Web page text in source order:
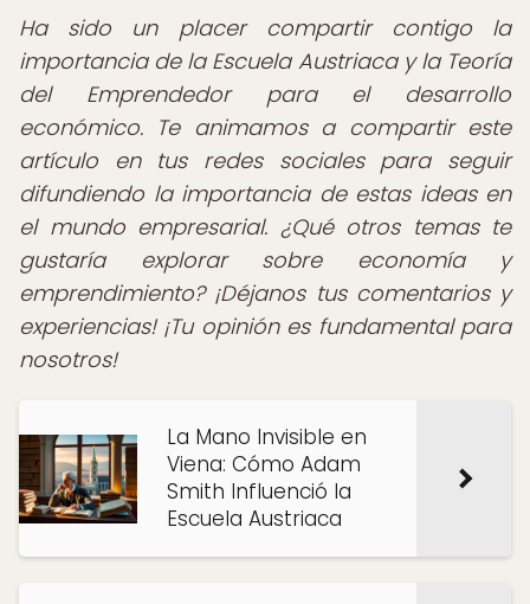
Ha sido un placer compartir contigo la
importancia de la Escuela Austriaca y la Teoría
del Emprendedor para el desarrollo
económico. Te animamos a compartir este
artículo en tus redes sociales para seguir
difundiendo la importancia de estas ideas en
el mundo empresarial. ¿Qué otros temas te
gustaría explorar sobre economía y
emprendimiento? ¡Déjanos tus comentarios y
experiencias! ¡Tu opinión es fundamental para
nosotros!
La Mano Invisible en
Viena: Cómo Adam
Smith Influenció la
Escuela Austriaca